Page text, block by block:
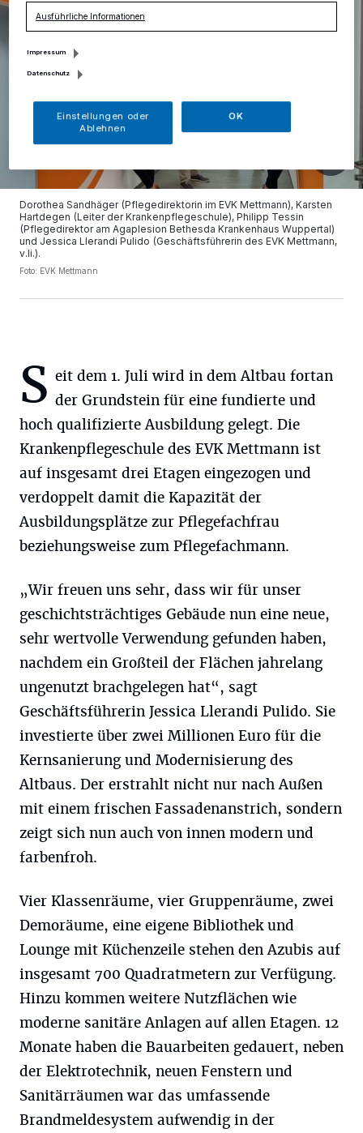
Dorothea Sandhäger (Pflegedirektorin im EVK Mettmann), Karsten
Hartdegen (Leiter der Krankenpflegeschule), Philipp Tessin
(Pflegedirektor am Agaplesion Bethesda Krankenhaus Wuppertal)
und Jessica Llerandi Pulido (Geschäftsführerin des EVK Mettmann,
v.li.).
Foto: EVK Mettmann
S eit dem 1. Juli wird in dem Altbau fortan
der Grundstein für eine fundierte und
hoch qualifizierte Ausbildung gelegt. Die
Krankenpflegeschule des EVK Mettmann ist
auf insgesamt drei Etagen eingezogen und
verdoppelt damit die Kapazität der
Ausbildungsplätze zur Pflegefachfrau
beziehungsweise zum Pflegefachmann.
„Wir freuen uns sehr, dass wir für unser
geschichtsträchtiges Gebäude nun eine neue,
sehr wertvolle Verwendung gefunden haben,
nachdem ein Großteil der Flächen jahrelang
ungenutzt brachgelegen hat“, sagt
Geschäftsführerin Jessica Llerandi Pulido. Sie
investierte über zwei Millionen Euro für die
Kernsanierung und Modernisierung des
Altbaus. Der erstrahlt nicht nur nach Außen
mit einem frischen Fassadenanstrich, sondern
zeigt sich nun auch von innen modern und
farbenfroh.
Vier Klassenräume, vier Gruppenräume, zwei
Demoräume, eine eigene Bibliothek und
Lounge mit Küchenzeile stehen den Azubis auf
insgesamt 700 Quadratmetern zur Verfügung.
Hinzu kommen weitere Nutzflächen wie
moderne sanitäre Anlagen auf allen Etagen. 12
Monate haben die Bauarbeiten gedauert, neben
der Elektrotechnik, neuen Fenstern und
Sanitärräumen war das umfassende
Brandmeldesystem aufwendig in der
Ausführliche Informationen
Impressum
Datenschutz
Einstellungen oder
Ablehnen
OK